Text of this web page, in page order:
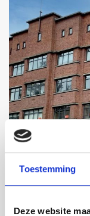
Toestemming
Deze website
VanafPrijs